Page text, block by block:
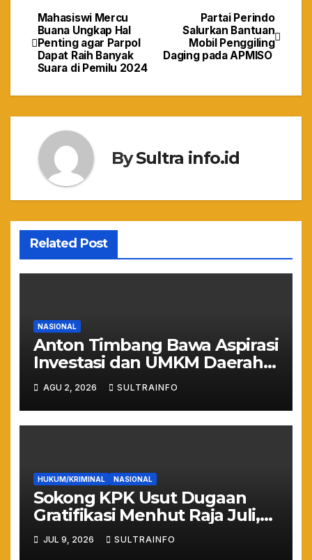
Navigasi
pos
Partai Perindo
Salurkan Bantuan
Mobil Penggiling
Daging pada APMISO
Mahasiswi Mercu
Buana Ungkap Hal
Penting agar Parpol
Dapat Raih Banyak
Suara di Pemilu 2024
BySultra info.id
Related Post
NASIONAL
Anton Timbang Bawa Aspirasi
Investasi dan UMKM Daerah
ke Istana Merdeka
AGU 2, 2026 SULTRAINFO
HUKUM/KRIMINAL NASIONAL
Sokong KPK Usut Dugaan
Gratifikasi Menhut Raja Juli,
WHN: Jangan Sampai Hutan
Gundul Bikin Banjir!
JUL 9, 2026 SULTRAINFO